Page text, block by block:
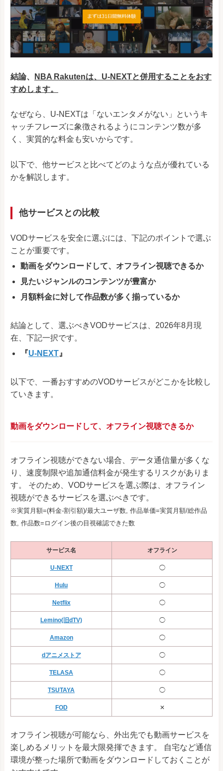
結論、 NBA Rakutenは、 U-NEXTと併用することをおす
すめします。
なぜなら、U-NEXTは「ないエンタメがない」というキ
ャッチフレーズに象徴されるようにコンテンツ数が多
く、実質的な料金も安いからです。
以下で、他サービスと比べてどのような点が優れている
かを解説します。
他サービスとの比較
VODサービスを安全に選ぶには、下記のポイントで選ぶ
ことが重要です。
動画をダウンロードして、オフライン視聴できるか
見たいジャンルのコンテンツが豊富か
月額料金に対して作品数が多く揃っているか
結論として、選ぶべきVODサービスは、2026年8月現
在、下記一択です。
『U-NEXT 』
以下で、一番おすすめのVODサービスがどこかを比較し
ていきます。
動画をダウンロードして、オフライン視聴できるか
オフライン視聴ができない場合、データ通信量が多くな
り、速度制限や追加通信料金が発生するリスクがありま
す。 そのため、VODサービスを選ぶ際は、オフライン
視聴ができるサービスを選ぶべきです。
※実質月額=(料金-割引額)/最大ユーザ数, 作品単価=実質月額/総作品
数, 作品数=ログイン後の目視確認できた数
サービス名 オフライン
U-NEXT ◯
Hulu ◯
Netflix ◯
Lemino(旧dTV) ◯
Amazon ◯
dアニメストア ◯
TELASA ◯
TSUTAYA ◯
FOD ✕
オフライン視聴が可能なら、外出先でも動画サービスを
楽しめるメリットを最大限発揮できます。 自宅など通信
環境が整った場所で動画をダウンロードしておくことが